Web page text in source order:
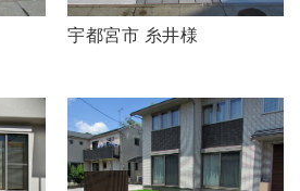
宇都宮市 糸井様